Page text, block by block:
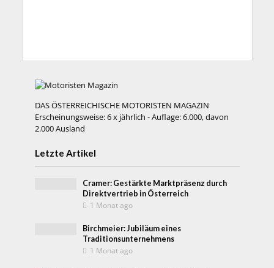
DAS ÖSTERREICHISCHE MOTORISTEN MAGAZIN
Erscheinungsweise: 6 x jährlich - Auflage: 6.000, davon
2.000 Ausland
Letzte Artikel
Cramer: Gestärkte Marktpräsenz durch
Direktvertrieb in Österreich
1 Monat ago
Birchmeier: Jubiläum eines
Traditionsunternehmens
1 Monat ago